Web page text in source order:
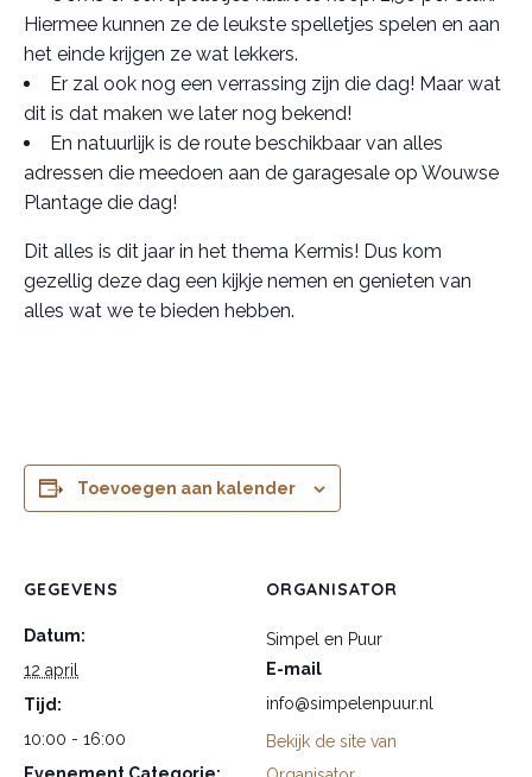
Hiermee kunnen ze de leukste spelletjes spelen en aan
het einde krijgen ze wat lekkers.
Er zal ook nog een verrassing zijn die dag! Maar wat
dit is dat maken we later nog bekend!
En natuurlijk is de route beschikbaar van alles
adressen die meedoen aan de garagesale op Wouwse
Plantage die dag!
Dit alles is dit jaar in het thema Kermis! Dus kom
gezellig deze dag een kijkje nemen en genieten van
alles wat we te bieden hebben.
Toevoegen aan kalender
GEGEVENS
Datum:
12 april
Tijd:
10:00 - 16:00
Evenement Categorie:
ORGANISATOR
Simpel en Puur
E-mail
info@simpelenpuur.nl
Bekijk de site van